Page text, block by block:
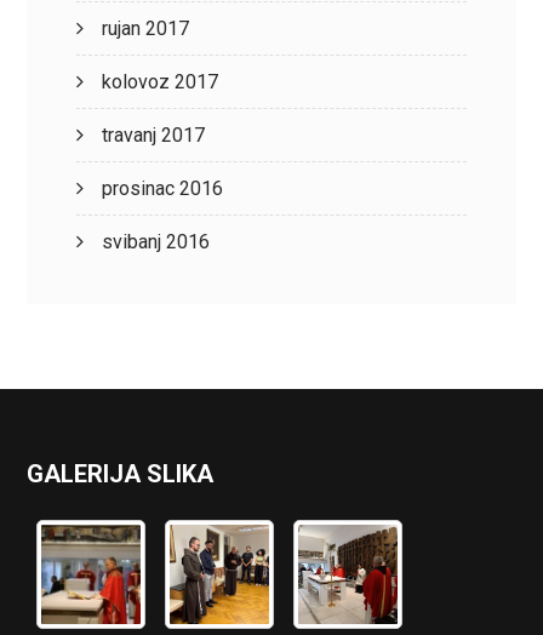
rujan 2017
kolovoz 2017
travanj 2017
prosinac 2016
svibanj 2016
GALERIJA SLIKA